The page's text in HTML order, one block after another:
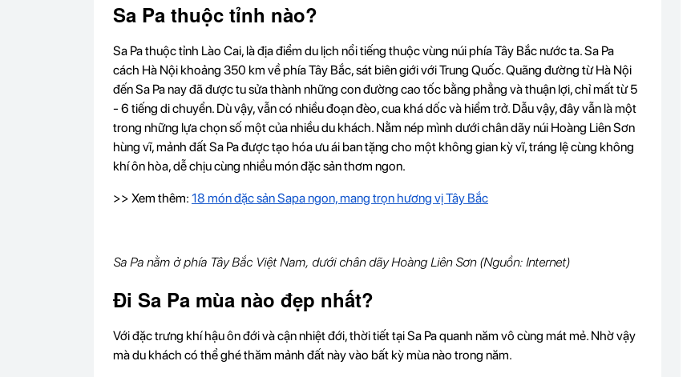
Sa Pa thuộc tỉnh nào?
Sa Pa thuộc tỉnh Lào Cai, là địa điểm du lịch nổi tiếng thuộc vùng núi phía Tây Bắc nước ta. Sa Pa
cách Hà Nội khoảng 350 km về phía Tây Bắc, sát biên giới với Trung Quốc. Quãng đường từ Hà Nội
đến Sa Pa nay đã được tu sửa thành những con đường cao tốc bằng phẳng và thuận lợi, chỉ mất từ 5
- 6 tiếng di chuyển. Dù vậy, vẫn có nhiều đoạn đèo, cua khá dốc và hiểm trở. Dẫu vậy, đây vẫn là một
trong những lựa chọn số một của nhiều du khách. Nằm nép mình dưới chân dãy núi Hoàng Liên Sơn
hùng vĩ, mảnh đất Sa Pa được tạo hóa ưu ái ban tặng cho một không gian kỳ vĩ, tráng lệ cùng không
khí ôn hòa, dễ chịu cùng nhiều món đặc sản thơm ngon.
>> Xem thêm: 18 món đặc sản Sapa ngon, mang trọn hương vị Tây Bắc
Sa Pa nằm ở phía Tây Bắc Việt Nam, dưới chân dãy Hoàng Liên Sơn (Nguồn: Internet)
Đi Sa Pa mùa nào đẹp nhất?
Với đặc trưng khí hậu ôn đới và cận nhiệt đới, thời tiết tại Sa Pa quanh năm vô cùng mát mẻ. Nhờ vậy
mà du khách có thể ghé thăm mảnh đất này vào bất kỳ mùa nào trong năm.